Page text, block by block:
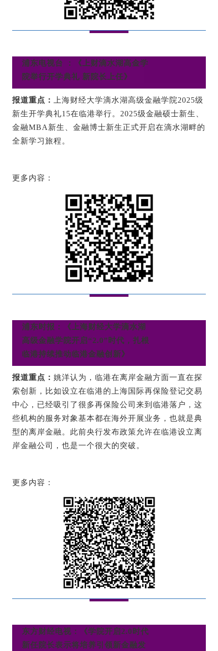
浦东电视台 ：《上财滴水湖高金学
院举行开学典礼 新院长上任》
报道重点：
上海财经大学滴水湖高级金融学院2025级
新生开学典礼15在临港举行。2025级金融硕士新生、
金融MBA新生、金融博士新生正式开启在滴水湖畔的
全新学习旅程。
更多内容：
浦东时报：《上海财经大学滴水湖
高级金融学院开启“2.0”时代，扎根
临港持续推动临港金融创新》
报道重点： 姚洋认为，临港在离岸金融方面一直在探
索创新，比如设立在临港的上海国际再保险登记交易
中心，已经吸引了很多再保险公司来到临港落户，这
些机构的服务对象基本都在海外开展业务，也就是典
型的离岸金融。此前央行发布政策允许在临港设立离
岸金融公司，也是一个很大的突破。
更多内容：
东方财经电视：《学院开启2.0时代
新任院长表示将培养引领新金融发